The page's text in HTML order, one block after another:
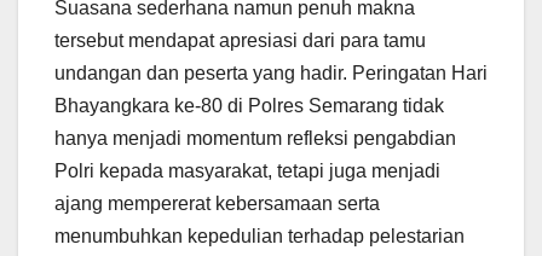
Suasana sederhana namun penuh makna
tersebut mendapat apresiasi dari para tamu
undangan dan peserta yang hadir. Peringatan Hari
Bhayangkara ke-80 di Polres Semarang tidak
hanya menjadi momentum refleksi pengabdian
Polri kepada masyarakat, tetapi juga menjadi
ajang mempererat kebersamaan serta
menumbuhkan kepedulian terhadap pelestarian